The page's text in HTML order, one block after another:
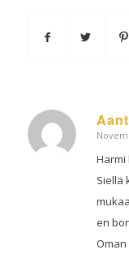
Harmi
Siellä
en